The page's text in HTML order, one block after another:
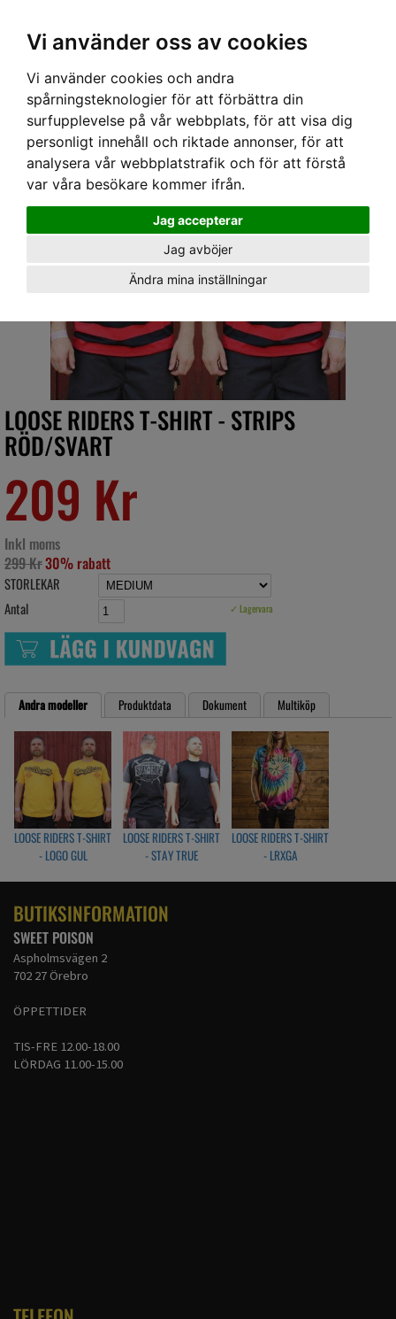
Vi använder oss av cookies
Vi använder cookies och andra
spårningsteknologier för att förbättra din
surfupplevelse på vår webbplats, för att visa dig
personligt innehåll och riktade annonser, för att
analysera vår webbplatstrafik och för att förstå
var våra besökare kommer ifrån.
Jag accepterar
Jag avböjer
Ändra mina inställningar
Hem› ALLA REAVAROR› LOOSE RIDERS T-SHIRT - STRIPS RÖD/SVART
LOOSE RIDERS T-SHIRT - STRIPS
RÖD/SVART
209 Kr
Inkl moms
299 Kr30% rabatt
STORLEKAR
Antal
✓ Lagervara
Andra modeller Produktdata Dokument Multiköp
LOOSE RIDERS T-SHIRT
- LOGO GUL
LOOSE RIDERS T-SHIRT
- STAY TRUE
LOOSE RIDERS T-SHIRT
- LRXGA
BUTIKSINFORMATION
SWEET POISON
Aspholmsvägen 2
702 27 Örebro
ÖPPETTIDER
TIS-FRE 12.00-18.00
LÖRDAG 11.00-15.00